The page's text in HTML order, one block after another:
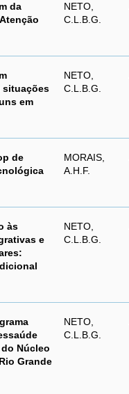
da
NETO,
C.L.B.G.
situações
em
NETO,
C.L.B.G.
de
MORAIS,
A.H.F.
às
e
NETO,
C.L.B.G.
Núcleo
Grande
NETO,
C.L.B.G.